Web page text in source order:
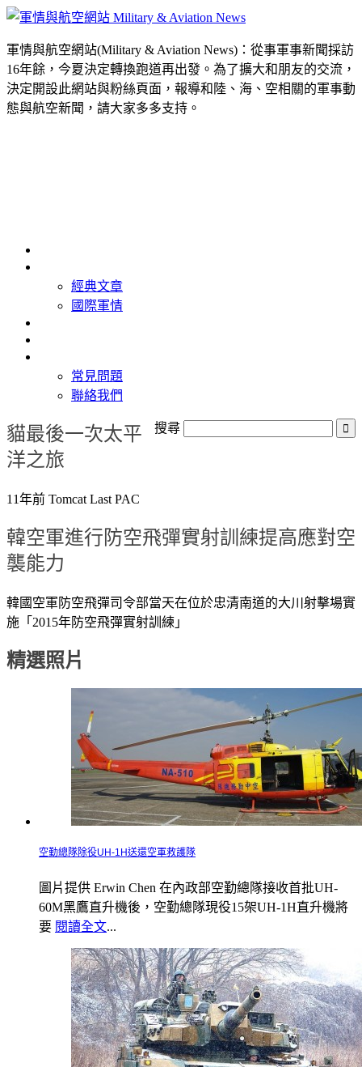
軍情與航空網站(Military & Aviation News)：從事軍事新聞採訪
16年餘，今夏決定轉換跑道再出發。為了擴大和朋友的交流，
決定開設此網站與粉絲頁面，報導和陸、海、空相關的軍事動
態與航空新聞，請大家多多支持。
經典文章
國際軍情
常見問題
聯絡我們
搜尋
貓最後一次太平
洋之旅
11年前 Tomcat Last PAC
韓空軍進行防空飛彈實射訓練提高應對空
襲能力
韓國空軍防空飛彈司令部當天在位於忠清南道的大川射擊場實
施「2015年防空飛彈實射訓練」
精選照片
空勤總隊除役UH-1H送還空軍救護隊
圖片提供 Erwin Chen 在內政部空勤總隊接收首批UH-
60M黑鷹直升機後，空勤總隊現役15架UH-1H直升機將
要 閱讀全文...